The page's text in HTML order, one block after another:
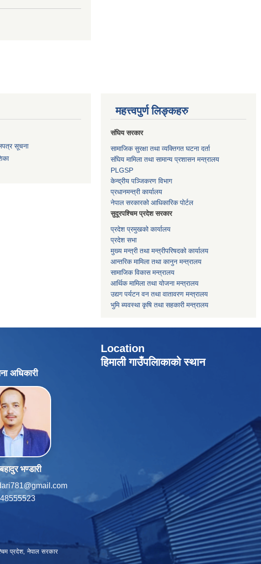
सूचना
महत्त्वपुर्ण लिङ्कहरु
संघिय सरकार
सामाजिक सुरक्षा तथा व्यक्तिगत घटना दर्ता
संघिय मामिला तथा सामान्य प्रशासन मन्त्रालय
PLGSP
केन्द्रीय पञ्जिकरण विभाग
प्रधानमन्त्री कार्यालय
नेपाल सरकारको आधिकारिक पोर्टल
सुदूरपश्चिम प्रदेश सरकार
प्रदेश प्रमुखको कार्यालय
प्रदेश सभा
मुख्य मन्त्री तथा मन्त्रीपरिषदको कार्यालय
आन्तरिक मामिला तथा कानुन मन्त्रालय
सामाजिक विकास मन्त्रालय
आर्थिक मामिला तथा योजना मन्त्रालय
उद्यग पर्यटन वन तथा वातावरण मन्त्रालय
भुमि ब्यवस्था कृषि तथा सहकारी मन्त्रालय
अधिकारी
भण्डारी
Location
हिमाली गाउँपलािकाको स्थान
प्रदेश, नेपाल सरकार